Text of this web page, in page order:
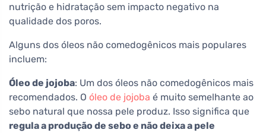
nutrição e hidratação sem impacto negativo na
qualidade dos poros.
Alguns dos óleos não comedogênicos mais populares
incluem:
Óleo de jojoba: Um dos óleos não comedogênicos mais
recomendados. O óleo de jojoba é muito semelhante ao
sebo natural que nossa pele produz. Isso significa que
regula a produção de sebo e não deixa a pele